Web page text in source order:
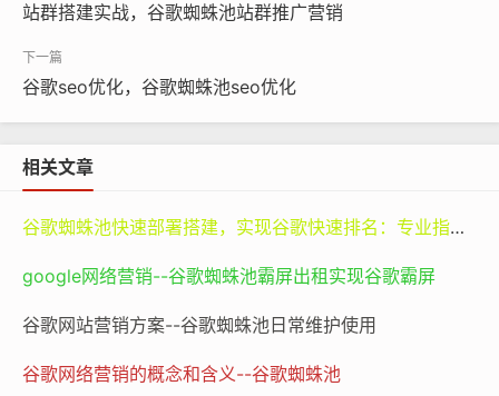
对于内容创作者来说，谷歌搜索排名同样至关重要。无论
是撰写博客文章、制作视频还是创作其他类型的数字内
容，创作者们都希望自己的作品能够被更多人看到。如果
一篇精心撰写的关于旅游攻略的博客文章在谷歌搜索中排
些鲜为人知的小众旅游景点推荐和独特的旅行体验分享，
旅游类文章，会吸引大量渴望获取旅游信息的用户点击阅
读，这不仅能够增加文章的阅读量，还能提升创作者在旅
机制。它帮助用户从海量的信息中快速找到最相关、最有
站群搭建实战，谷歌蜘蛛池站群推广营销
谷歌seo优化，谷歌蜘蛛池seo优化
相关文章
谷歌蜘蛛池快速部署搭建，实现谷歌快速排名：专业指南与谷神SEO的价值
google网络营销--谷歌蜘蛛池霸屏出租实现谷歌霸屏
谷歌网站营销方案--谷歌蜘蛛池日常维护使用
谷歌网络营销的概念和含义--谷歌蜘蛛池